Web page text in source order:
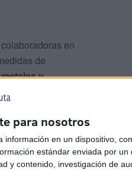
para nosotros
información en un dispositivo,
estándar enviada por un
y contenido, investigación de
en
de
y
de
puede incluir